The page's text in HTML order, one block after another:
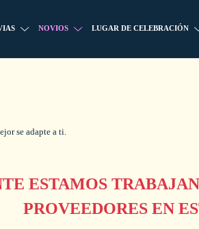
NOVIOS LUGAR DE CELEBRACIÓN
se adapte a ti.
ESTAMOS
PROVEEDORES EN